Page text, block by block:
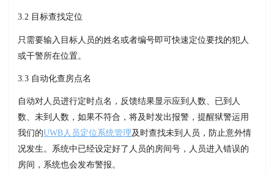
3.2 目标查找定位
只需要输入目标人员的姓名或者编号即可快速定位要找的犯人
或干警所在位置。
3.3 自动化查房点名
自动对人员进行定时点名，反馈结果显示应到人数、已到人
数、未到人数，如果不符合，将及时发出报警，提醒狱警运用
我们的UWB人员定位系统管理及时查找未到人员，防止意外情
况发生。系统中已经设定好了人员的房间号，人员进入错误的
房间，系统也会发布警报。